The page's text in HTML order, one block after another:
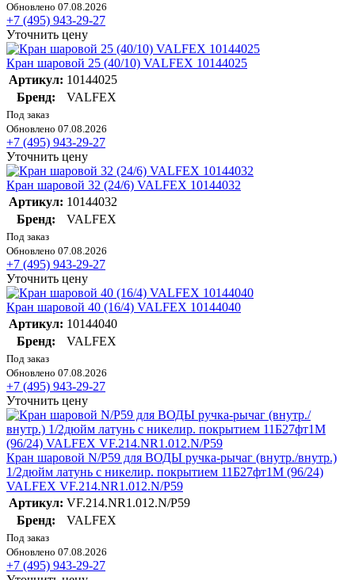
Обновлено 07.08.2026
+7 (495) 943-29-27
Уточнить цену
Кран шаровой 25 (40/10) VALFEX 10144025
Артикул: 10144025
Бренд:
VALFEX
Под заказ
Обновлено 07.08.2026
+7 (495) 943-29-27
Уточнить цену
Кран шаровой 32 (24/6) VALFEX 10144032
Артикул: 10144032
Бренд:
VALFEX
Под заказ
Обновлено 07.08.2026
+7 (495) 943-29-27
Уточнить цену
Кран шаровой 40 (16/4) VALFEX 10144040
Артикул: 10144040
Бренд:
VALFEX
Под заказ
Обновлено 07.08.2026
+7 (495) 943-29-27
Уточнить цену
Кран шаровой N/P59 для ВОДЫ ручка-рычаг (внутр./внутр.)
1/2дюйм латунь с никелир. покрытием 11Б27фт1М (96/24)
VALFEX VF.214.NR1.012.N/P59
Артикул: VF.214.NR1.012.N/P59
Бренд:
VALFEX
Под заказ
Обновлено 07.08.2026
+7 (495) 943-29-27